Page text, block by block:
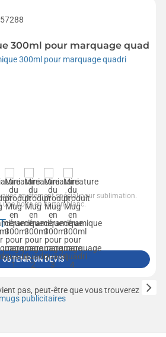
300ml pour marquage quadri
revêtement spécial pour sublimation.
boîte en carton blanc.
OBTENIR UN DEVIS
pas, peut-être que vous trouverez
mugs publicitaires